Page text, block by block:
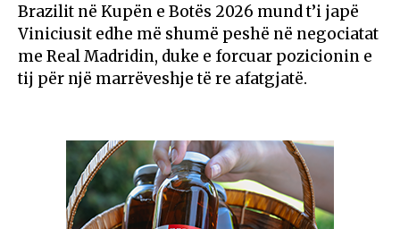
Brazilit në Kupën e Botës 2026 mund t’i japë
Viniciusit edhe më shumë peshë në negociatat
me Real Madridin, duke e forcuar pozicionin e
tij për një marrëveshje të re afatgjatë.